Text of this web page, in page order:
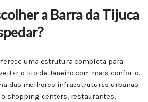
a Barra da Tijuca
uma estrutura completa para
o Rio de Janeiro com mais conforto.
das melhores infraestruturas urbanas
shopping centers, restaurantes,